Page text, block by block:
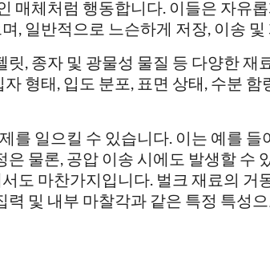
매체처럼 행동합니다. 이들은 자유
, 일반적으로 느슨하게 저장, 이송
릿, 종자 및 광물성 물질 등 다양한 재
형태, 입도 분포, 표면 상태, 수분 함
를 일으킬 수 있습니다. 이는 예를 들
은 물론, 공압 이송 시에도 발생할 수
도 마찬가지입니다. 벌크 재료의 거
력 및 내부 마찰각과 같은 특정 특성